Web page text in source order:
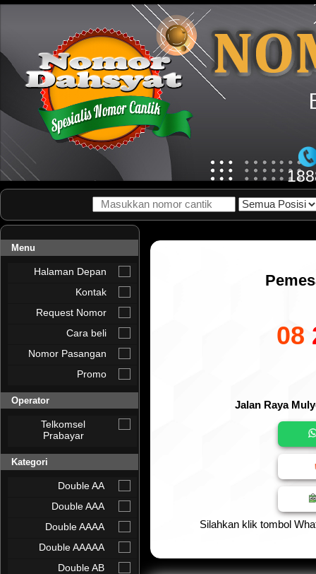
Menu
Halaman Depan
Kontak
Request Nomor
Cara beli
Nomor Pasangan
Promo
Operator
Telkomsel
Prabayar
Kategori
Double AA
Double AAA
Double AAAA
Double AAAAA
Double AB
08
Jalan Raya
Silahkan klik tombol